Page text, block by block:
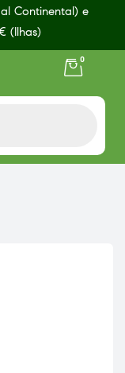
Continental) e
(Ilhas)
0